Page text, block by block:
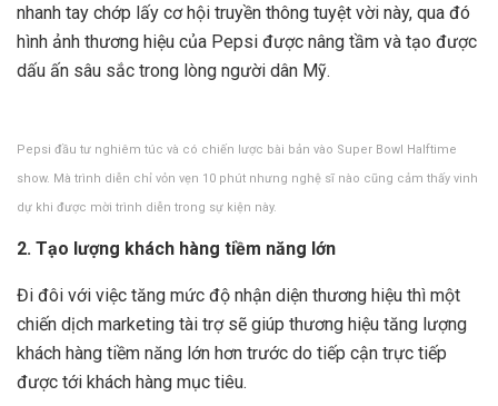
nhanh tay chớp lấy cơ hội truyền thông tuyệt vời này, qua đó
hình ảnh thương hiệu của Pepsi được nâng tầm và tạo được
dấu ấn sâu sắc trong lòng người dân Mỹ.
Pepsi đầu tư nghiêm túc và có chiến lược bài bản vào Super Bowl Halftime
show. Mà trình diễn chỉ vỏn vẹn 10 phút nhưng nghệ sĩ nào cũng cảm thấy vinh
dự khi được mời trình diễn trong sự kiện này.
2. Tạo lượng khách hàng tiềm năng lớn
Đi đôi với việc tăng mức độ nhận diện thương hiệu thì một
chiến dịch marketing tài trợ sẽ giúp thương hiệu tăng lượng
khách hàng tiềm năng lớn hơn trước do tiếp cận trực tiếp
được tới khách hàng mục tiêu.